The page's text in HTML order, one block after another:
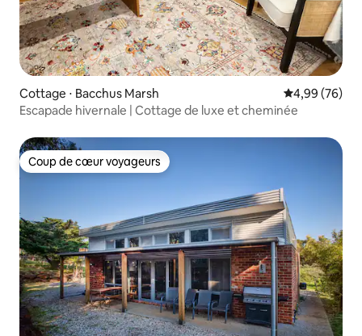
Cottage ⋅ Bacchus Marsh Évaluation
4,99 (76)
Escapade hivernale | Cottage de luxe et cheminée
Coup de cœur voyageurs
Coup de cœur voyageurs